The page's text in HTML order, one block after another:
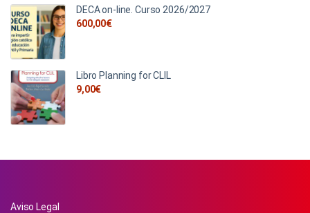
DECA on-line. Curso 2026/2027
600,00€
Libro Planning for CLIL
9,00€
Aviso Legal